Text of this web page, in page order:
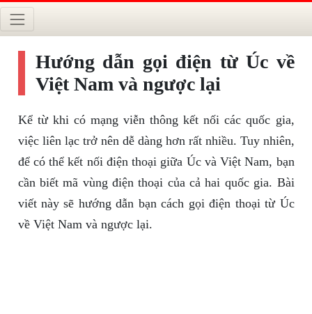
Hướng dẫn gọi điện từ Úc về
Việt Nam và ngược lại
Kể từ khi có mạng viễn thông kết nối các quốc gia,
việc liên lạc trở nên dễ dàng hơn rất nhiều. Tuy nhiên,
để có thể kết nối điện thoại giữa Úc và Việt Nam, bạn
cần biết mã vùng điện thoại của cả hai quốc gia. Bài
viết này sẽ hướng dẫn bạn cách gọi điện thoại từ Úc
về Việt Nam và ngược lại.